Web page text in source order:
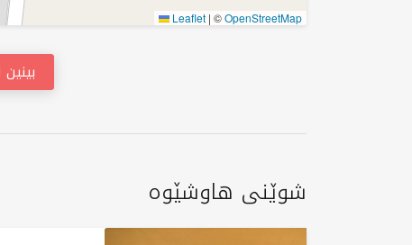
Leaflet | ©OpenStreetMap
شوێنی هاوشێوە